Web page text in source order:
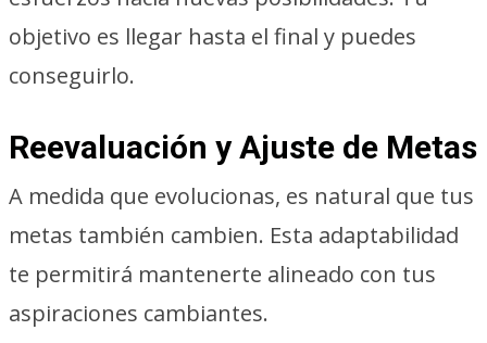
objetivo es llegar hasta el final y puedes
conseguirlo.
Reevaluación y Ajuste de Metas
A medida que evolucionas, es natural que tus
metas también cambien. Esta adaptabilidad
te permitirá mantenerte alineado con tus
aspiraciones cambiantes.